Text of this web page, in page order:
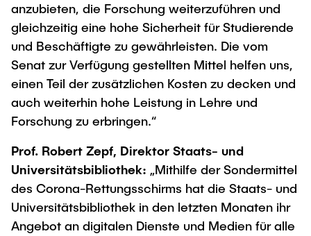
anzubieten, die Forschung weiterzuführen und
gleichzeitig eine hohe Sicherheit für Studierende
und Beschäftigte zu gewährleisten. Die vom
Senat zur Verfügung gestellten Mittel helfen uns,
einen Teil der zusätzlichen Kosten zu decken und
auch weiterhin hohe Leistung in Lehre und
Forschung zu erbringen.“
Prof. Robert Zepf, Direktor Staats- und
Universitätsbibliothek: „Mithilfe der Sondermittel
des Corona-Rettungsschirms hat die Staats- und
Universitätsbibliothek in den letzten Monaten ihr
Angebot an digitalen Dienste und Medien für alle